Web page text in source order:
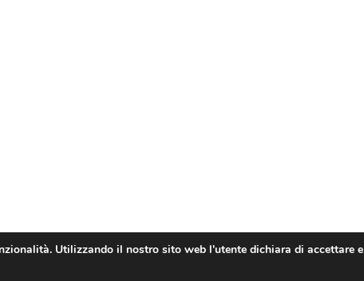
© 2026. All rights reserved.
Utilizzando il nostro sito web l'utente dichiara di accettare e